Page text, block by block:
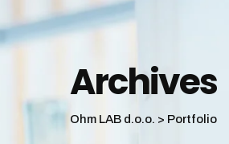
Archives
Ohm LAB d.o.o. > Portfolio